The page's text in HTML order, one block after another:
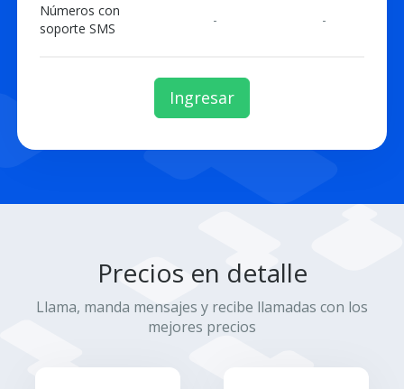
Números con
soporte SMS
- -
Ingresar
Precios en detalle
Llama, manda mensajes y recibe llamadas con los
mejores precios